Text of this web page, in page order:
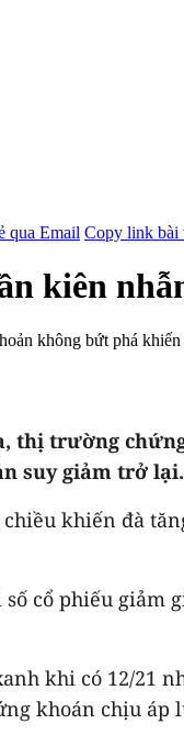
qua Email Copy link bài
kiên
không bứt phá
thị trường
suy giảm trở lại.
khiến đà
cổ phiếu giảm
khi có 12/21
khoán chịu